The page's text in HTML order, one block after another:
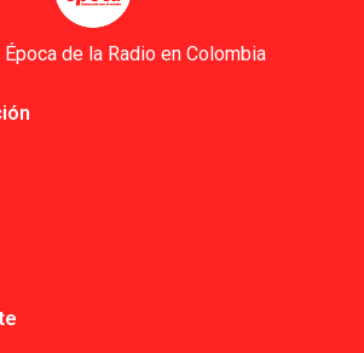
Época de la Radio en Colombia